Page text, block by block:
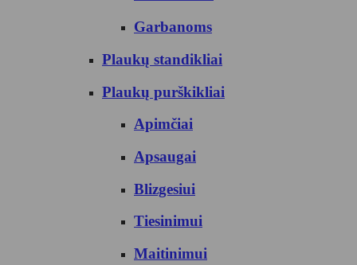
Garbanoms
Plaukų standikliai
Plaukų purškikliai
Apimčiai
Apsaugai
Blizgesiui
Tiesinimui
Maitinimui